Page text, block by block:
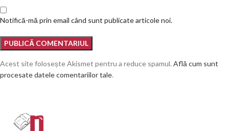
Notifică-mă prin email când sunt publicate articole noi.
Acest site folosește Akismet pentru a reduce spamul. Află cum sunt
procesate datele comentariilor tale.